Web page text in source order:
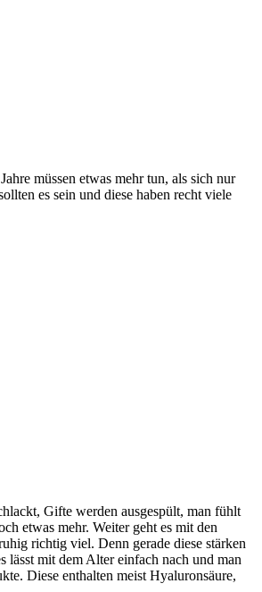
müssen etwas mehr tun, als sich nur
es sein und diese haben recht viele
Gifte werden ausgespült, man fühlt
etwas mehr. Weiter geht es mit den
richtig viel. Denn gerade diese stärken
mit dem Alter einfach nach und man
Diese enthalten meist Hyaluronsäure,